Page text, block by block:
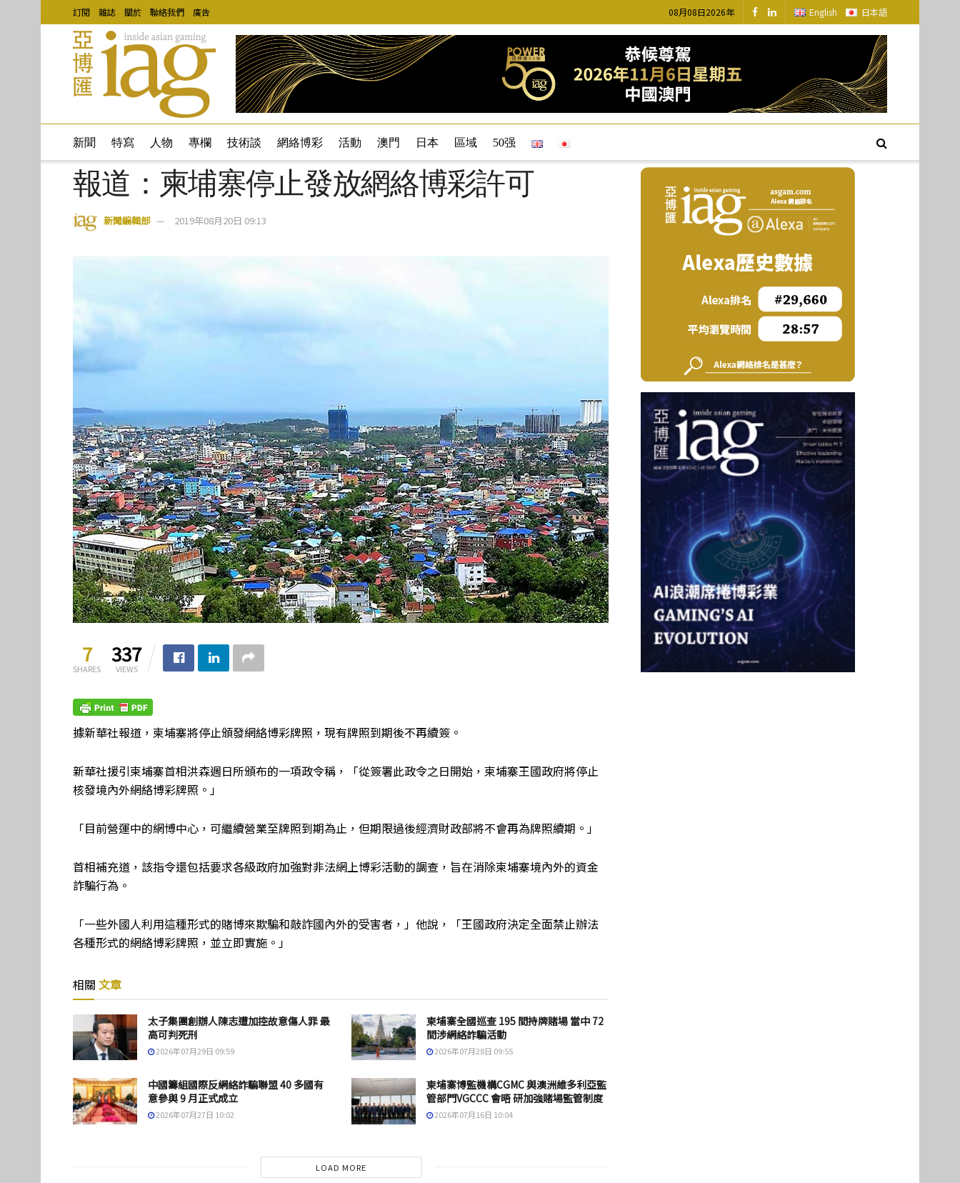
訂閱 雜誌 關於 聯絡我們 廣告 08月08日2026年 English 日本語
新聞 特寫 人物 專欄 技術談 網絡博彩 活動 澳門 日本 區域 50强
報道：柬埔寨停止發放網絡博彩許可
新聞編輯部 2019年08月20日 09:13
7
SHARES
337
VIEWS
據新華社報道，柬埔寨將停止頒發網絡博彩牌照，現有牌照到期後不再續簽。
新華社援引柬埔寨首相洪森週日所頒布的一項政令稱，「從簽署此政令之日開始，柬埔寨王國政府將停止
核發境內外網絡博彩牌照。」
「目前營運中的網博中心，可繼續營業至牌照到期為止，但期限過後經濟財政部將不會再為牌照續期。」
首相補充道，該指令還包括要求各級政府加強對非法網上博彩活動的調查，旨在消除柬埔寨境內外的資金
詐騙行為。
「一些外國人利用這種形式的賭博來欺騙和敲詐國內外的受害者，」他說，「王國政府決定全面禁止辦法
各種形式的網絡博彩牌照，並立即實施。」
相關 文章
太子集團創辦人陳志遭加控故意傷人罪 最
高可判死刑
2026年07月29日 09:59
柬埔寨全國巡查 195 間持牌賭場 當中 72
間涉網絡詐騙活動
2026年07月28日 09:55
中國籌組國際反網絡詐騙聯盟 40 多國有
意參與 9 月正式成立
2026年07月27日 10:02
柬埔寨博監機構CGMC 與澳洲維多利亞監
管部門VGCCC 會晤 研加強賭場監管制度
2026年07月16日 10:04
LOAD MORE